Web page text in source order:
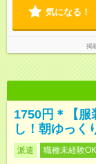
気になる！
掲
1750円＊【服
し！朝ゆっく
派遣 職種未経験OK